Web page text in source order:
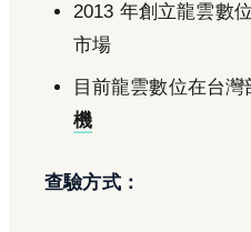
2013 年創立龍雲數
市場
目前龍雲數位在台
機
查驗方式：